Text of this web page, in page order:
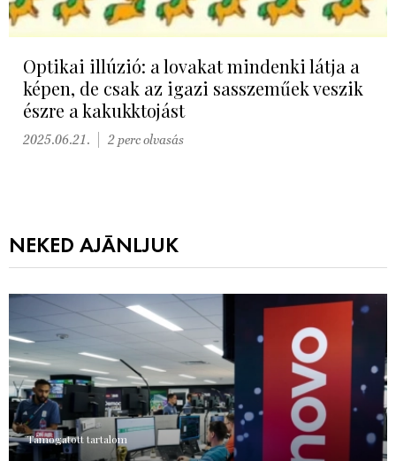
Optikai illúzió: a lovakat mindenki látja a
képen, de csak az igazi sasszeműek veszik
észre a kakukktojást
2025.06.21. 2 perc olvasás
NEKED AJÁNLJUK
Támogatott tartalom